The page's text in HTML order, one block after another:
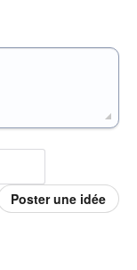
Poster une idée